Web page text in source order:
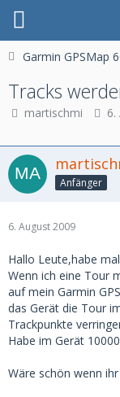
Garmin GPSMap
Tracks
martischmi 6.
Anfänger
6. August 2009
Hallo Leute,habe
Wenn ich eine Tour
auf mein Garmin
das Gerät die Tour
Trackpunkte
Habe im Gerät
Wäre schön wenn